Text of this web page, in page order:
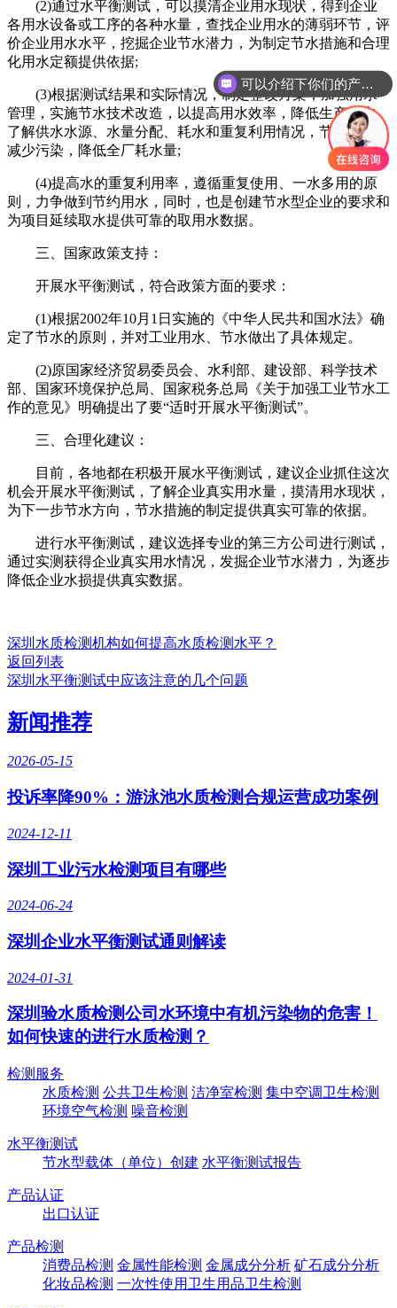
(2)通过水平衡测试，可以摸清企业用水现状，得到企业
各用水设备或工序的各种水量，查找企业用水的薄弱环节，评
价企业用水水平，挖掘企业节水潜力，为制定节水措施和合理
化用水定额提供依据;
(3)根据测试结果和实际情况，制定整改方案，加强用水
管理，实施节水技术改造，以提高用水效率，降低生产成本。
了解供水水源、水量分配、耗水和重复利用情况，节约用水，
减少污染，降低全厂耗水量;
(4)提高水的重复利用率，遵循重复使用、一水多用的原
则，力争做到节约用水，同时，也是创建节水型企业的要求和
为项目延续取水提供可靠的取用水数据。
三、国家政策支持：
开展水平衡测试，符合政策方面的要求：
(1)根据2002年10月1日实施的《中华人民共和国水法》确
定了节水的原则，并对工业用水、节水做出了具体规定。
(2)原国家经济贸易委员会、水利部、建设部、科学技术
部、国家环境保护总局、国家税务总局《关于加强工业节水工
作的意见》明确提出了要“适时开展水平衡测试”。
三、合理化建议：
目前，各地都在积极开展水平衡测试，建议企业抓住这次
机会开展水平衡测试，了解企业真实用水量，摸清用水现状，
为下一步节水方向，节水措施的制定提供真实可靠的依据。
进行水平衡测试，建议选择专业的第三方公司进行测试，
通过实测获得企业真实用水情况，发掘企业节水潜力，为逐步
降低企业水损提供真实数据。
深圳水质检测机构如何提高水质检测水平？
返回列表
深圳水平衡测试中应该注意的几个问题
新闻推荐
2026-05-15
投诉率降90%：游泳池水质检测合规运营成功案例
2024-12-11
深圳工业污水检测项目有哪些
2024-06-24
深圳企业水平衡测试通则解读
2024-01-31
深圳验水质检测公司水环境中有机污染物的危害！
如何快速的进行水质检测？
检测服务
水质检测 公共卫生检测 洁净室检测 集中空调卫生检测
环境空气检测 噪音检测
水平衡测试
节水型载体（单位）创建 水平衡测试报告
产品认证
出口认证
产品检测
消费品检测 金属性能检测 金属成分分析 矿石成分分析
化妆品检测 一次性使用卫生用品卫生检测
可以介绍下你们的产品么